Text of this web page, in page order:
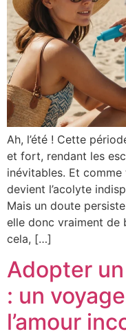
Ah, l’été ! Cette
et fort, rendant les
inévitables. Et
devient l’acolyte
Mais un doute
elle donc vraiment de
cela, […]
Adopter
: un
l’amour